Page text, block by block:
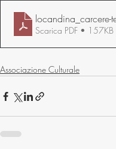
locandina_carcere-
Scarica PDF • 157KB
Associazione Culturale